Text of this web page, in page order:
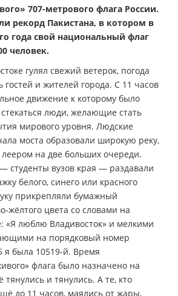
707-метрового флага России.
рекорд Пакистана, в котором в
года свой национальный флаг
человек.
гулял свежий ветерок, погода
и жителей города. С 11 часов
движение к которому было
люди, желающие стать
мирового уровня. Людские
моста образовали широкую реку,
леером на две больших очереди.
студенты вузов края — раздавали
белого, синего или красного
прикрепляли бумажный
жёлтого цвета со словами на
«Я люблю Владивосток» и мелкими
на порядковый номер
я была 10519-й. Время
флага было назначено на
и тянулись. А те, кто
до 11 часов, маялись от жары,